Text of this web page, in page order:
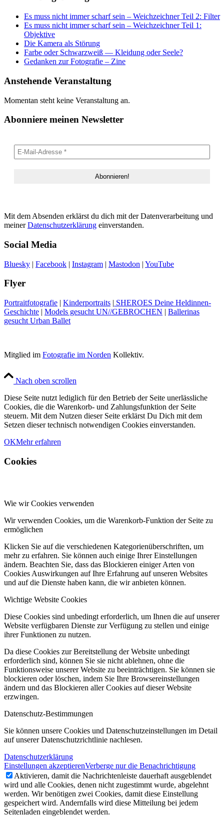
Es muss nicht immer scharf sein – Weichzeichner Teil 2: Filter
Es muss nicht immer scharf sein – Weichzeichner Teil 1:
Objektive
Die Kamera als Störung
Farbe oder Schwarzweiß — Kleidung oder Seele?
Gedanken zur Fotografie – Zine
Anstehende Veranstaltung
Momentan steht keine Veranstaltung an.
Abonniere meinen Newsletter
Mit dem Absenden erklärst du dich mit der Datenverarbeitung und
meinerDatenschutzerklärung einverstanden.
Social Media
Bluesky | Facebook | Instagram | Mastodon | YouTube
Flyer
Portraitfotografie | Kinderportraits | SHEROES Deine Heldinnen-
Geschichte | Models gesucht UN//GEBROCHEN | Ballerinas
gesucht Urban Ballet
Mitglied im Fotografie im Norden Kollektiv.
Nach oben scrollen
Diese Seite nutzt lediglich für den Betrieb der Seite unerlässliche
Cookies, die die Warenkorb- und Zahlungsfunktion der Seite
steuern. Mit dem Nutzen dieser Seite erklärst Du Dich mit dem
Setzen dieser technisch notwendigen Cookies einverstanden.
OKMehr erfahren
Cookies
Wie wir Cookies verwenden
Wir verwenden Cookies, um die Warenkorb-Funktion der Seite zu
ermöglichen
Klicken Sie auf die verschiedenen Kategorienüberschriften, um
mehr zu erfahren. Sie können auch einige Ihrer Einstellungen
ändern. Beachten Sie, dass das Blockieren einiger Arten von
Cookies Auswirkungen auf Ihre Erfahrung auf unseren Websites
und auf die Dienste haben kann, die wir anbieten können.
Wichtige Website Cookies
Diese Cookies sind unbedingt erforderlich, um Ihnen die auf unserer
Website verfügbaren Dienste zur Verfügung zu stellen und einige
ihrer Funktionen zu nutzen.
Da diese Cookies zur Bereitstellung der Website unbedingt
erforderlich sind, können Sie sie nicht ablehnen, ohne die
Funktionsweise unserer Website zu beeinträchtigen. Sie können sie
blockieren oder löschen, indem Sie Ihre Browsereinstellungen
ändern und das Blockieren aller Cookies auf dieser Website
erzwingen.
Datenschutz-Bestimmungen
Sie können unsere Cookies und Datenschutzeinstellungen im Detail
auf unserer Datenschutzrichtlinie nachlesen.
Datenschutzerklärung
Einstellungen akzeptierenVerberge nur die Benachrichtigung
Aktivieren, damit die Nachrichtenleiste dauerhaft ausgeblendet
wird und alle Cookies, denen nicht zugestimmt wurde, abgelehnt
werden. Wir benötigen zwei Cookies, damit diese Einstellung
gespeichert wird. Andernfalls wird diese Mitteilung bei jedem
Seitenladen eingeblendet werden.